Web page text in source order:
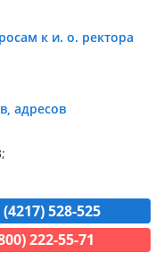
к и. о. ректора
адресов
528-525
222-55-71